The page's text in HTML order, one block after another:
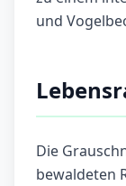
und
Die
bewaldeten